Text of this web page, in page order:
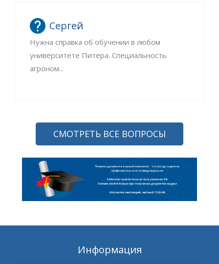
Сергей
Нужна справка об обучении в любом
университете Питера. Специальность
агроном...
СМОТРЕТЬ ВСЕ ВОПРОСЫ
Информация